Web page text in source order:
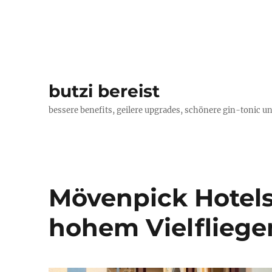
butzi bereist
bessere benefits, geilere upgrades, schönere gin-tonic
Mövenpick
hohem